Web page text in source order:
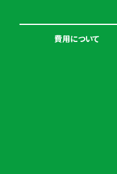
費用について